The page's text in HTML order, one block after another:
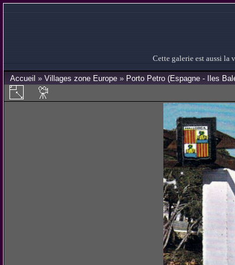
Cette galerie est aussi la
Accueil » Villages zone Europe » Porto Petro (Espagne - Iles